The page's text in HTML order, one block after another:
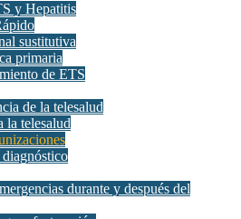
y Hepatitis
sustitutiva
primaria
de ETS
de la telesalud
la telesalud
durante y después del